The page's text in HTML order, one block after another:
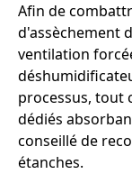
Afin de
d'assèchement
ventilation
processus, tout
dédiés
conseillé de
étanches.